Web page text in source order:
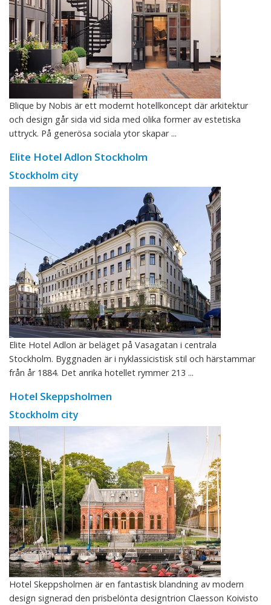
Blique by Nobis är ett modernt hotellkoncept där arkitektur
och design går sida vid sida med olika former av estetiska
uttryck. På generösa sociala ytor skapar ...
Elite Hotel Adlon Stockholm
Stockholm city
Elite Hotel Adlon är beläget på Vasagatan i centrala
Stockholm. Byggnaden är i nyklassicistisk stil och härstammar
från år 1884. Det anrika hotellet rymmer 213 ...
Hotel Skeppsholmen
Stockholm city
Hotel Skeppsholmen är en fantastisk blandning av modern
design signerad den prisbelönta designtrion Claesson Koivisto